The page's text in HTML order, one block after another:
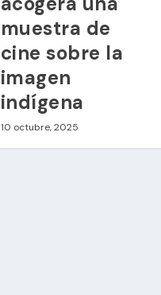
muestra de
cine sobre la
imagen
indígena
10 octubre, 2025